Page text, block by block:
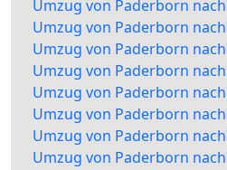
Umzug von Paderborn
Umzug von Paderborn
Umzug von Paderborn
Umzug von Paderborn
Umzug von Paderborn
Umzug von Paderborn
Umzug von Paderborn
Umzug von Paderborn